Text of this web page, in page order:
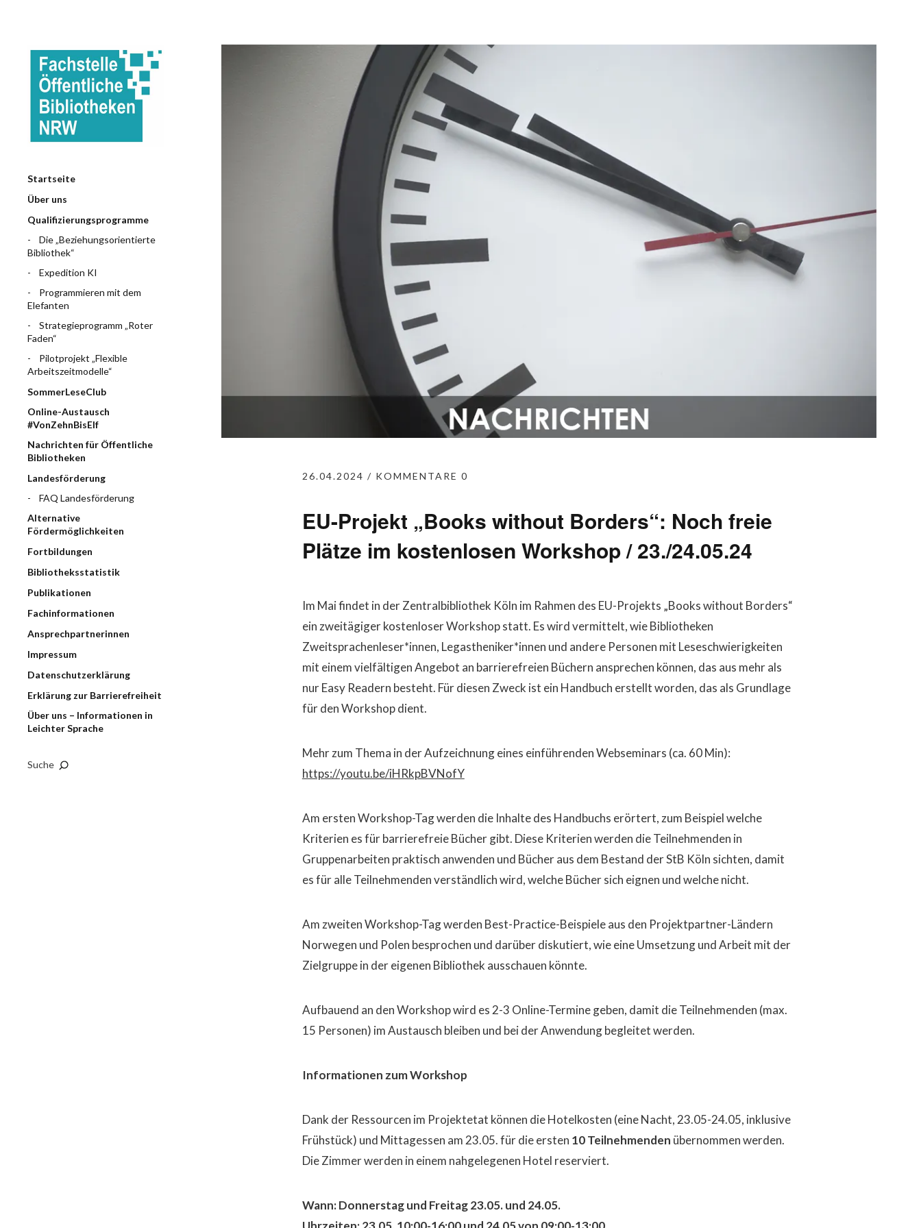
Startseite
Über uns
Qualifizierungsprogramme
Die „Beziehungsorientierte
Bibliothek“
Expedition KI
Programmieren mit dem
Elefanten
Strategieprogramm „Roter
Faden“
Pilotprojekt „Flexible
Arbeitszeitmodelle“
SommerLeseClub
Online-Austausch
#VonZehnBisElf
Nachrichten für Öffentliche
Bibliotheken
Landesförderung
FAQ Landesförderung
Alternative
Fördermöglichkeiten
Fortbildungen
Bibliotheksstatistik
Publikationen
Fachinformationen
Ansprechpartnerinnen
Impressum
Datenschutzerklärung
Erklärung zur Barrierefreiheit
Über uns – Informationen in
Leichter Sprache
Suche
26.04.2024 KOMMENTARE 0
EU-Projekt „Books without Borders“: Noch freie
Plätze im kostenlosen Workshop / 23./24.05.24
Im Mai findet in der Zentralbibliothek Köln im Rahmen des EU-Projekts „Books without Borders“
ein zweitägiger kostenloser Workshop statt. Es wird vermittelt, wie Bibliotheken
Zweitsprachenleser*innen, Legastheniker*innen und andere Personen mit Leseschwierigkeiten
mit einem vielfältigen Angebot an barrierefreien Büchern ansprechen können, das aus mehr als
nur Easy Readern besteht. Für diesen Zweck ist ein Handbuch erstellt worden, das als Grundlage
für den Workshop dient.
Mehr zum Thema in der Aufzeichnung eines einführenden Webseminars (ca. 60 Min):
https://youtu.be/iHRkpBVNofY
Am ersten Workshop-Tag werden die Inhalte des Handbuchs erörtert, zum Beispiel welche
Kriterien es für barrierefreie Bücher gibt. Diese Kriterien werden die Teilnehmenden in
Gruppenarbeiten praktisch anwenden und Bücher aus dem Bestand der StB Köln sichten, damit
es für alle Teilnehmenden verständlich wird, welche Bücher sich eignen und welche nicht.
Am zweiten Workshop-Tag werden Best-Practice-Beispiele aus den Projektpartner-Ländern
Norwegen und Polen besprochen und darüber diskutiert, wie eine Umsetzung und Arbeit mit der
Zielgruppe in der eigenen Bibliothek ausschauen könnte.
Aufbauend an den Workshop wird es 2-3 Online-Termine geben, damit die Teilnehmenden (max.
15 Personen) im Austausch bleiben und bei der Anwendung begleitet werden.
Informationen zum Workshop
Dank der Ressourcen im Projektetat können die Hotelkosten (eine Nacht, 23.05-24.05, inklusive
Frühstück) und Mittagessen am 23.05. für die ersten 10 Teilnehmenden übernommen werden.
Die Zimmer werden in einem nahgelegenen Hotel reserviert.
Wann: Donnerstag und Freitag 23.05. und 24.05.